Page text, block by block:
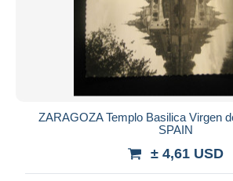
ZARAGOZA Templo Basilica Virgen
SPAIN
± 4,61 USD